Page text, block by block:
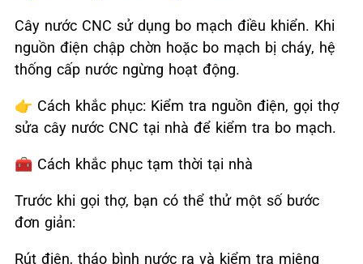
Cây nước CNC sử dụng bo mạch điều khiển. Khi
nguồn điện chập chờn hoặc bo mạch bị cháy, hệ
thống cấp nước ngừng hoạt động.
👉 Cách khắc phục: Kiểm tra nguồn điện, gọi thợ
sửa cây nước CNC tại nhà để kiểm tra bo mạch.
🧰 Cách khắc phục tạm thời tại nhà
Trước khi gọi thợ, bạn có thể thử một số bước
đơn giản:
Rút điện, tháo bình nước ra và kiểm tra miệng